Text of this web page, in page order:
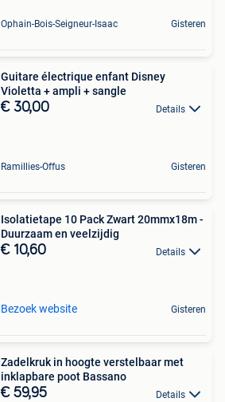
Ophain-Bois-Seigneur-Isaac Gisteren
Guitare électrique enfant Disney
Violetta + ampli + sangle
€ 30,00 Details
Ramillies-Offus Gisteren
Isolatietape 10 Pack Zwart 20mmx18m -
Duurzaam en veelzijdig
€ 10,60 Details
Bezoek website Gisteren
Zadelkruk in hoogte verstelbaar met
inklapbare poot Bassano
€ 59,95 Details